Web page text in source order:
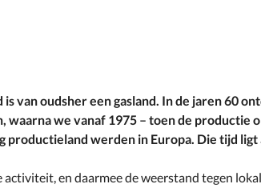
is van oudsher een gasland. In de jaren 60
waarna we vanaf 1975 – toen de productie
productieland werden in Europa. Die tijd ligt
activiteit, en daarmee de weerstand tegen